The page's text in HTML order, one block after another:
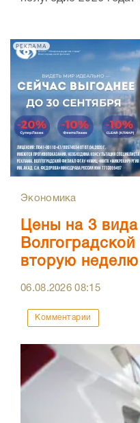
РЕКЛАМА
Экономика
Цены на 3
вторую
06.08.202608:15
Комментарии